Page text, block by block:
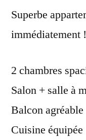
Superbe
immédiatement !
2 chambres
Salon + salle à
Balcon agréable
Cuisine équipée